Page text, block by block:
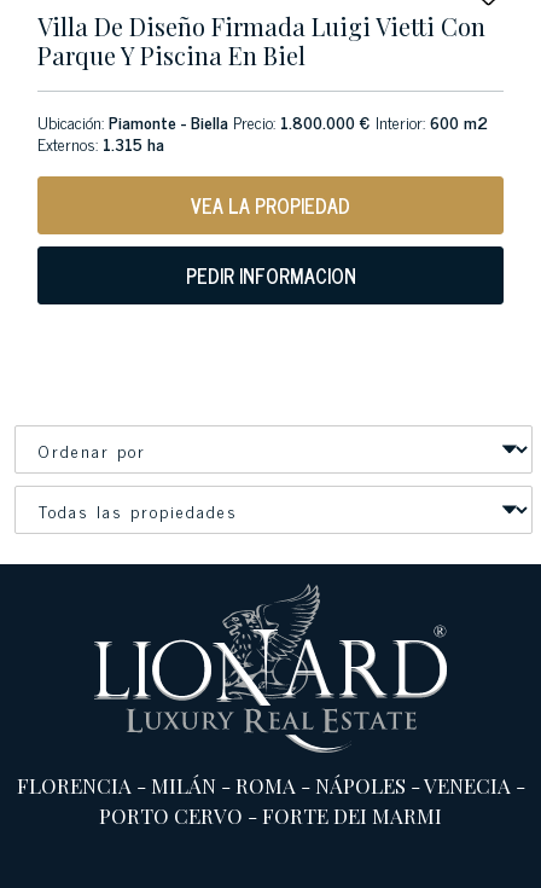
Villa De Diseño Firmada Luigi Vietti Con
Parque Y Piscina En Biel
Ubicación:Piamonte - Biella Precio: 1.800.000 € Interior:600 m2
Externos: 1.315 ha
VEA LA PROPIEDAD
PEDIR INFORMACION
FLORENCIA -MILÁN-ROMA -NÁPOLES -VENECIA -
PORTO CERVO -FORTE DEI MARMI